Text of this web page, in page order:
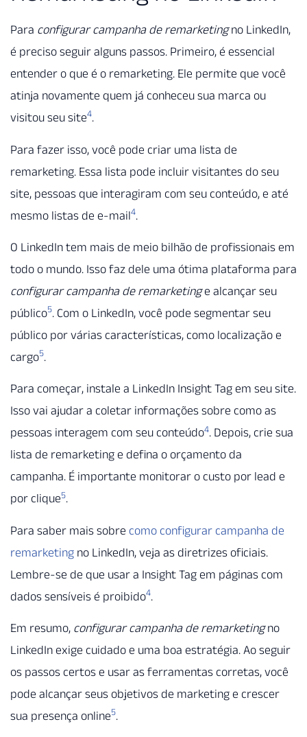
Para configurar campanha de remarketingno LinkedIn,
é preciso seguir alguns passos. Primeiro, é essencial
entender o que é o remarketing. Ele permite que você
atinja novamente quem já conheceu sua marca ou
visitou seu site4.
Para fazer isso, você pode criar uma lista de
remarketing. Essa lista pode incluir visitantes do seu
site, pessoas que interagiram com seu conteúdo, e até
mesmo listas de e-mail4.
O LinkedIn tem mais de meio bilhão de profissionais em
todo o mundo. Isso faz dele uma ótima plataforma para
configurar campanha de remarketinge alcançar seu
público5. Com o LinkedIn, você pode segmentar seu
público por várias características, como localização e
cargo5.
Para começar, instale a LinkedIn Insight Tag em seu site.
Isso vai ajudar a coletar informações sobre como as
pessoas interagem com seu conteúdo4. Depois, crie sua
lista de remarketing e defina o orçamento da
campanha. É importante monitorar o custo por lead e
por clique5.
Para saber mais sobre como configurar campanha de
remarketing no LinkedIn, veja as diretrizes oficiais.
Lembre-se de que usar a Insight Tag em páginas com
dados sensíveis é proibido4.
Em resumo, configurar campanha de remarketingno
LinkedIn exige cuidado e uma boa estratégia. Ao seguir
os passos certos e usar as ferramentas corretas, você
pode alcançar seus objetivos de marketing e crescer
sua presença online5.